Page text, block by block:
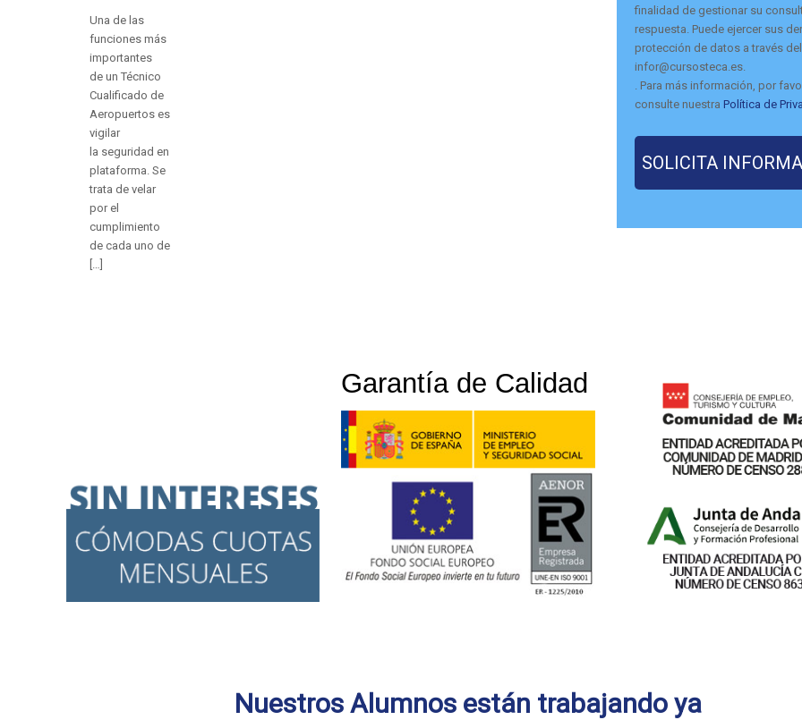
Una de las
funciones más
importantes
de un Técnico
Cualificado de
Aeropuertos es
vigilar
la seguridad en
plataforma. Se
trata de velar
por el
cumplimiento
de cada uno de
[…]
finalidad de gestionar su
respuesta. Puede ejercer sus
protección de datos a través
infor@cursosteca.es.
. Para más información, por
consulte nuestra Política de
Garantía de Calidad
Nuestros Alumnos están trabajando ya